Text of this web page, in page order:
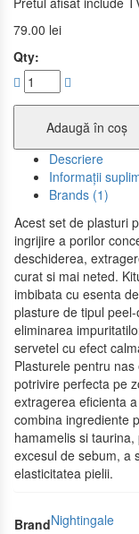
79.00 lei
Qty:
Adaugă în coș
Descriere
Informații
Brands (1)
Acest set de plasturi
ingrijire a porilor
deschiderea,
curat si mai neted.
imbibata cu esenta
plasture de tipul
eliminarea
servetel cu efect
Plasturele pentru
potrivire perfecta pe
extragerea eficienta
combina ingrediente
hamamelis si
excesul de sebum, a
elasticitatea pielii.
BrandNightingale